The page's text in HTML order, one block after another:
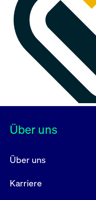
Über uns
Über uns
Karriere